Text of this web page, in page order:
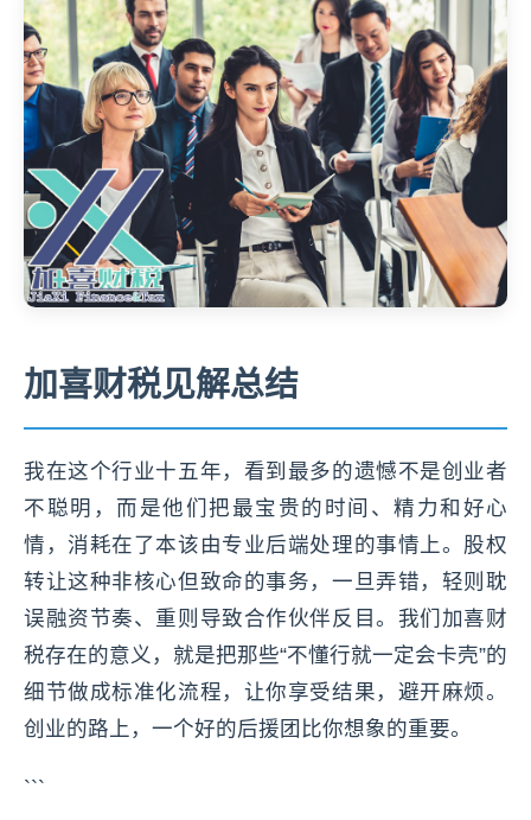
加喜财税见解总结
我在这个行业十五年，看到最多的遗憾不是创业者
不聪明，而是他们把最宝贵的时间、精力和好心
情，消耗在了本该由专业后端处理的事情上。股权
转让这种非核心但致命的事务，一旦弄错，轻则耽
误融资节奏、重则导致合作伙伴反目。我们加喜财
税存在的意义，就是把那些“不懂行就一定会卡壳”的
细节做成标准化流程，让你享受结果，避开麻烦。
创业的路上，一个好的后援团比你想象的重要。
```